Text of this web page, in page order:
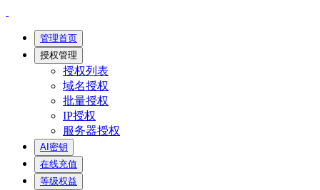
管理首页
授权管理
授权列表
域名授权
批量授权
IP授权
服务器授权
AI密钥
在线充值
等级权益